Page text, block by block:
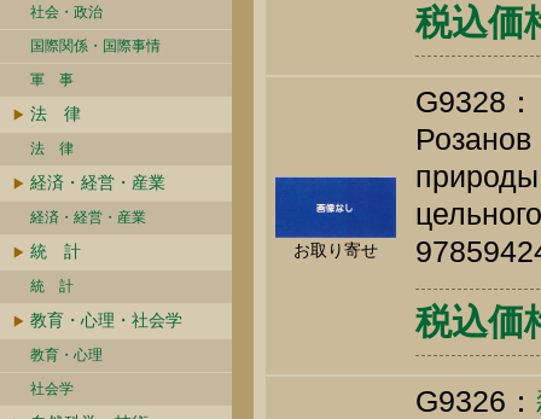
社会・政治
国際関係・国際事情
軍 事
法 律
法 律
経済・経営・産業
経済・経営・産業
統 計
統 計
教育・心理・社会学
教育・心理
社会学
税込価
お取り寄せ
G9328
税込価
G9326：